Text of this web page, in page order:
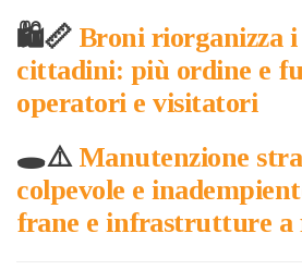
🛍️📏 Broni riorganizza
cittadini: più ordine e
operatori e visitatori
🕳️⚠️ Manutenzione
colpevole e
frane e infrastrutture a